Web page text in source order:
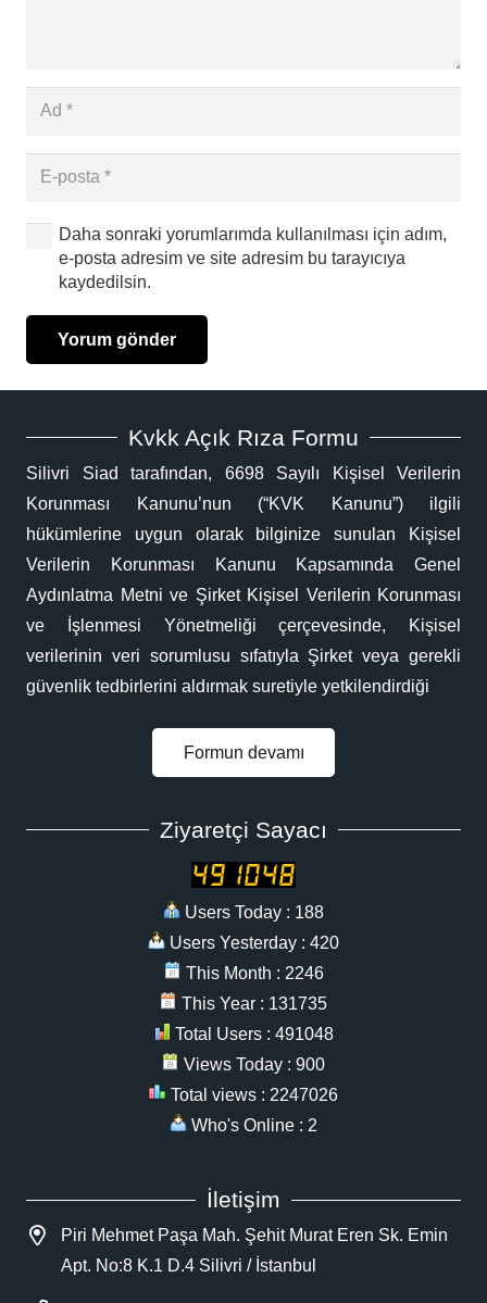
Daha sonraki yorumlarımda kullanılması için adım,
e-posta adresim ve site adresim bu tarayıcıya
kaydedilsin.
Yorum gönder
Kvkk Açık Rıza Formu
Silivri Siad tarafından, 6698 Sayılı Kişisel Verilerin
Korunması Kanunu’nun (“KVK Kanunu”) ilgili
hükümlerine uygun olarak bilginize sunulan Kişisel
Verilerin Korunması Kanunu Kapsamında Genel
Aydınlatma Metni ve Şirket Kişisel Verilerin Korunması
ve İşlenmesi Yönetmeliği çerçevesinde, Kişisel
verilerinin veri sorumlusu sıfatıyla Şirket veya gerekli
güvenlik tedbirlerini aldırmak suretiyle yetkilendirdiği
Formun devamı
Ziyaretçi Sayacı
Users Today : 188
Users Yesterday : 420
This Month : 2246
This Year : 131735
Total Users : 491048
Views Today : 900
Total views : 2247026
Who's Online : 2
İletişim
Piri Mehmet Paşa Mah. Şehit Murat Eren Sk. Emin
Apt. No:8 K.1 D.4 Silivri / İstanbul